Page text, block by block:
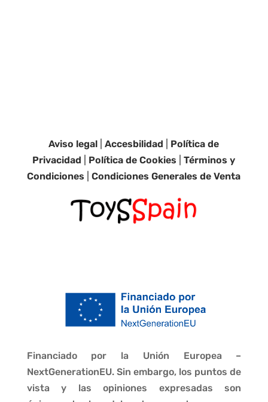
Aviso legal |Accesbilidad
Política de
Privacidad
Política de Cookies |Términos y
Condiciones |Condiciones Generales de Venta
Financiado por la Unión Europea –
NextGenerationEU. Sin embargo, los puntos de
vista y las opiniones expresadas son